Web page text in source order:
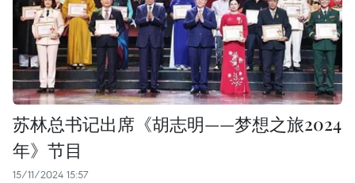
苏林总书记出席《胡志明——梦想之旅2024
年》节目
15/11/2024 15:57